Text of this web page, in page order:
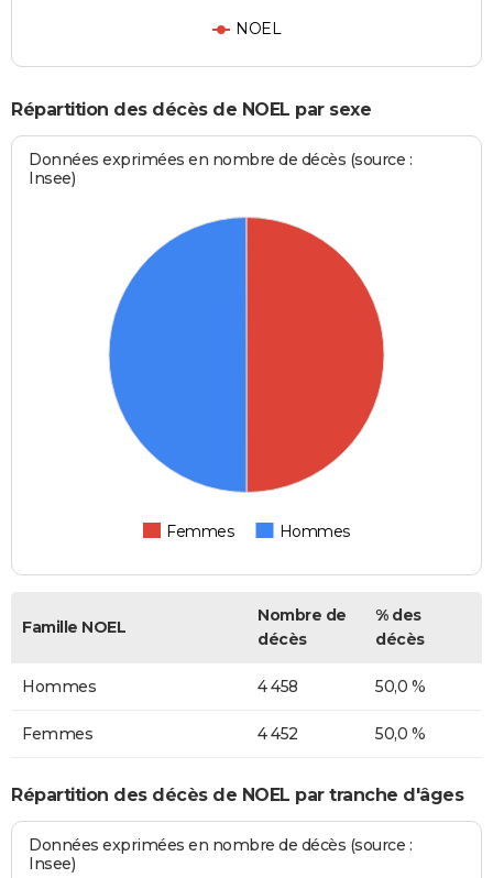
NOEL
Répartition des décès de NOEL par sexe
Données exprimées en nombre de décès (source :
Insee)
Femmes Hommes
Famille NOEL
Nombre de
décès
% des
décès
Hommes 4 458 50,0 %
Femmes 4 452 50,0 %
Répartition des décès de NOEL par tranche d'âges
Données exprimées en nombre de décès (source :
Insee)